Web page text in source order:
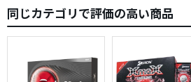
同じカテゴリで評価の高い商品